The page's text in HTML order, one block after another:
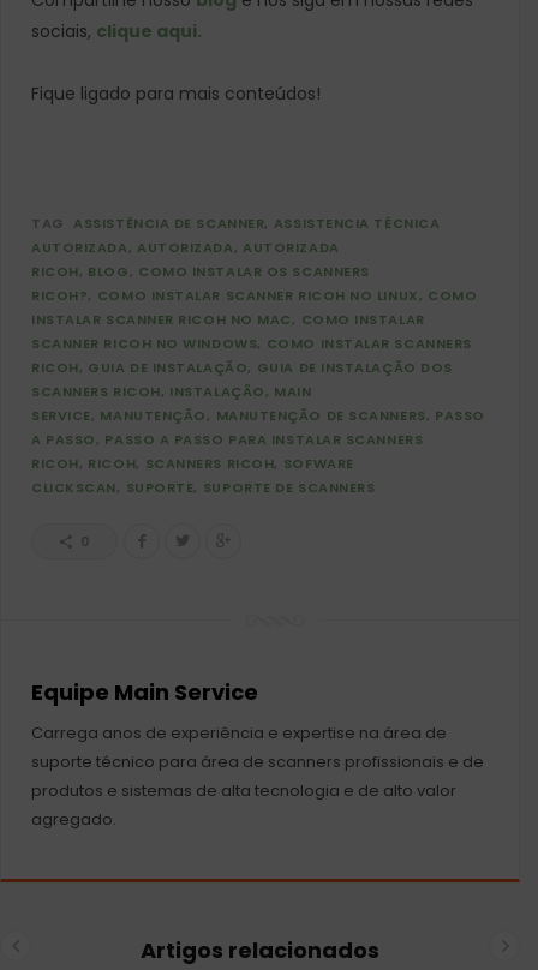
sociais, clique aqui.
Fique ligado para mais conteúdos!
TAG ASSISTÊNCIA DE SCANNER
ASSISTENCIA TÉCNICA
AUTORIZADA
AUTORIZADA
AUTORIZADA
RICOH
BLOG
COMO INSTALAR OS SCANNERS
RICOH?
COMO INSTALAR SCANNER RICOH NO LINUX
COMO
INSTALAR SCANNER RICOH NO MAC
COMO INSTALAR
SCANNER RICOH NO WINDOWS
COMO INSTALAR SCANNERS
RICOH
GUIA DE INSTALAÇÃO
GUIA DE INSTALAÇÃO DOS
SCANNERS RICOH
INSTALAÇÃO
MAIN
SERVICE
MANUTENÇÃO MANUTENÇÃO DE SCANNERS
PASSO
A PASSO
PASSO A PASSO PARA INSTALAR SCANNERS
RICOH
RICOH SCANNERS RICOH
SOFWARE
CLICKSCAN
SUPORTE SUPORTE DE SCANNERS
0
Equipe Main Service
Carrega anos de experiência e expertise na área de
suporte técnico para área de scanners profissionais e de
produtos e sistemas de alta tecnologia e de alto valor
agregado.
Artigos relacionados